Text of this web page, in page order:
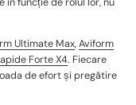
Ultimate Max,Aviform
Forte X4. Fiecare
de efort și pregătire